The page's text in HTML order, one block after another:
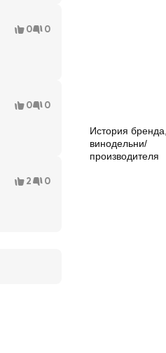
История бренда,
винодельни/
производителя
0 0
0 0
2 0